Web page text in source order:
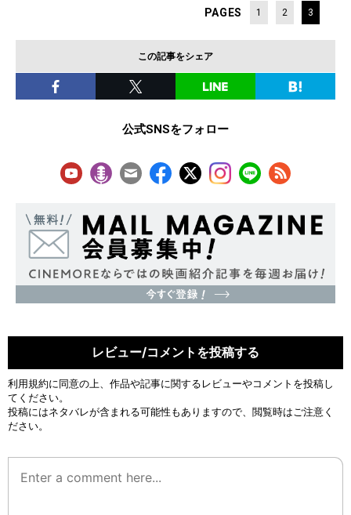
PAGES 1 2 3
この記事をシェア
公式SNSをフォロー
レビュー/コメントを投稿する
利用規約に同意の上、作品や記事に関するレビューやコメントを投稿し
てください。
投稿にはネタバレが含まれる可能性もありますので、閲覧時はご注意く
ださい。